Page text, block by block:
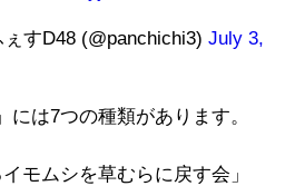
すD48 (@panchichi3) July 3,
は7つの種類があります。
モムシを草むらに戻す会」